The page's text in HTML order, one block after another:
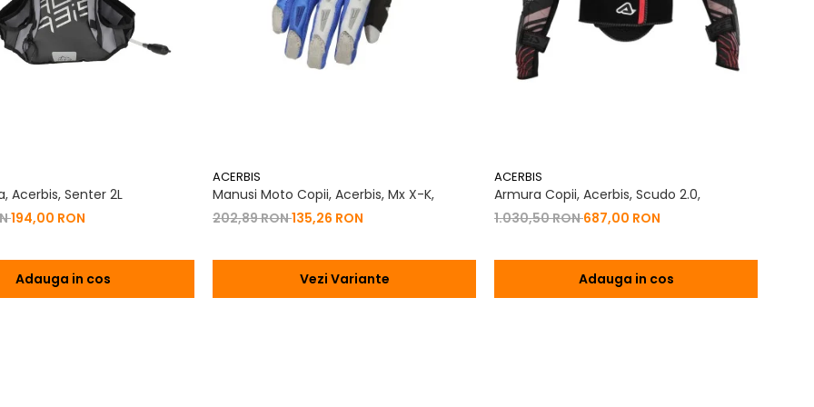
Acerbis, Senter 2L
194,00 RON
Adauga in cos
ACERBIS
Manusi Moto Copii, Acerbis, Mx X-K,
202,89 RON135,26 RON
Vezi Variante
ACERBIS
Armura Copii, Acerbis, Scudo 2.0,
1.030,50 RON687,00 RON
Adauga in cos